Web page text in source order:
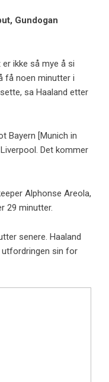
Gundogan
ikke så mye å si
få noen minutter i
sa Haaland etter
Bayern [Munich in
Det kommer
Alphonse Areola,
29 minutter.
senere. Haaland
sin for